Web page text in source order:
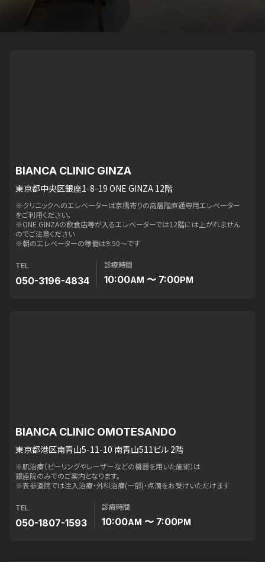
BIANCA CLINIC GINZA
東京都中央区銀座1-8-19 ONE GINZA 12階
※クリニックへのエレベーターは京橋寄りの高層階直通専用エレベーター
をご利用ください。
※ONE GINZAの飲食店等が入るエレベーターでは12階には上がれません
のでご注意ください
※朝のエレベーターの稼働は9:50〜です
TEL
050-3196-4834
診療時間
10:00AM 〜 7:00PM
BIANCA CLINIC OMOTESANDO
東京都港区南青山5-11-10 南青山511ビル 2階
※肌治療（ピーリングやレーザーなどの機器を用いた施術）は
銀座院のみでのご案内となります。
※表参道院では注入治療・外科治療(一部)・点滴をお受けいただけます
TEL
050-1807-1593
診療時間
10:00AM 〜 7:00PM